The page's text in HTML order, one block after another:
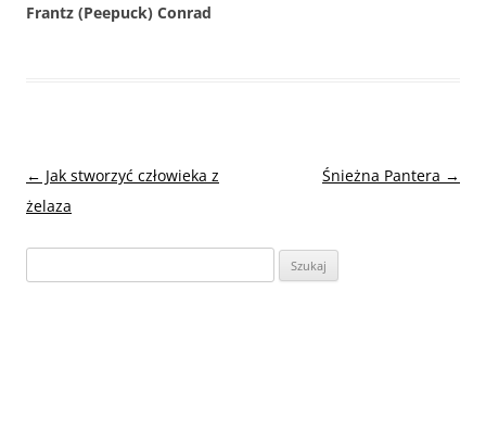
Frantz (Peepuck) Conrad
Nawigacja
wpisu
← Jak stworzyć człowieka z
żelaza
Śnieżna Pantera →